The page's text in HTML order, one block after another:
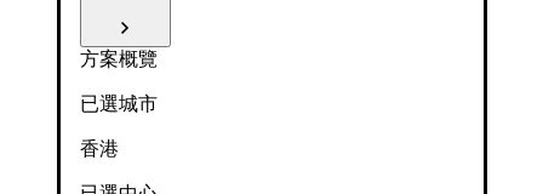
方案概覽
已選城市
香港